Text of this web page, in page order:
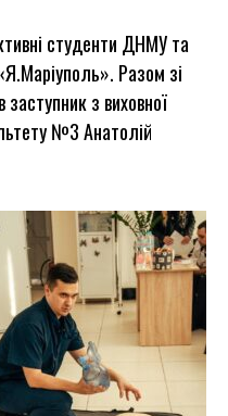
студенти ДНМУ та
Разом зі
з виховної
№3 Анатолій